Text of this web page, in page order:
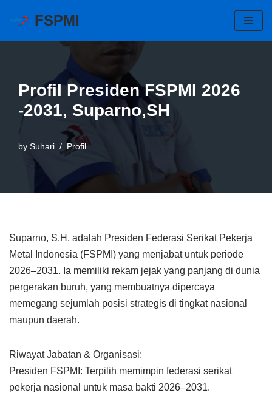
FSPMI
Profil Presiden FSPMI 2026
-2031, Suparno,SH
by Suhari Profil
Suparno, S.H. adalah Presiden Federasi Serikat Pekerja
Metal Indonesia (FSPMI) yang menjabat untuk periode
2026–2031. Ia memiliki rekam jejak yang panjang di dunia
pergerakan buruh, yang membuatnya dipercaya
memegang sejumlah posisi strategis di tingkat nasional
maupun daerah.
Riwayat Jabatan & Organisasi:
Presiden FSPMI: Terpilih memimpin federasi serikat
pekerja nasional untuk masa bakti 2026–2031.